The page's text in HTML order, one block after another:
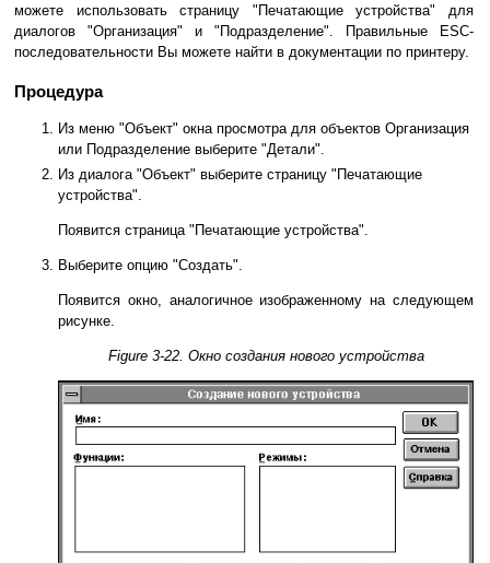
можете использовать страницу "Печатающие устройства" для
диалогов "Организация" и "Подразделение". Правильные ESC-
последовательности Вы можете найти в документации по принтеру.
Процедура
Из меню "Объект" окна просмотра для объектов Организация
или Подразделение выберите "Детали".
Из диалога "Объект" выберите страницу "Печатающие
устройства".
Появится страница "Печатающие устройства".
Выберите опцию "Создать".
Появится окно, аналогичное изображенному на следующем
рисунке.
Figure 3-22. Окно создания нового устройства